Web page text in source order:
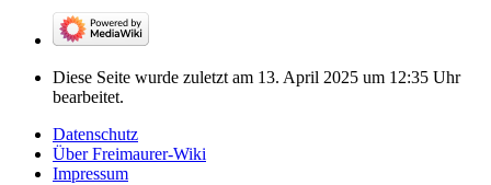
Diese Seite wurde zuletzt am 13. April 2025 um 12:35 Uhr
bearbeitet.
Datenschutz
Über Freimaurer-Wiki
Impressum